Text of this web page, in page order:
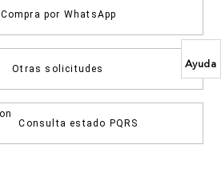
Ayuda
Compra por WhatsApp
Otras solicitudes
Consulta estado PQRS